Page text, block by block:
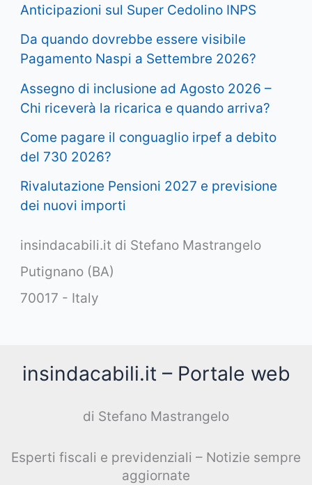
Anticipazioni sul Super Cedolino INPS
Da quando dovrebbe essere visibile
Pagamento Naspi a Settembre 2026?
Assegno di inclusione ad Agosto 2026 –
Chi riceverà la ricarica e quando arriva?
Come pagare il conguaglio irpef a debito
del 730 2026?
Rivalutazione Pensioni 2027 e previsione
dei nuovi importi
insindacabili.it di Stefano Mastrangelo
Putignano (BA)
70017 - Italy
insindacabili.it – Portale web
di Stefano Mastrangelo
Esperti fiscali e previdenziali – Notizie sempre
aggiornate